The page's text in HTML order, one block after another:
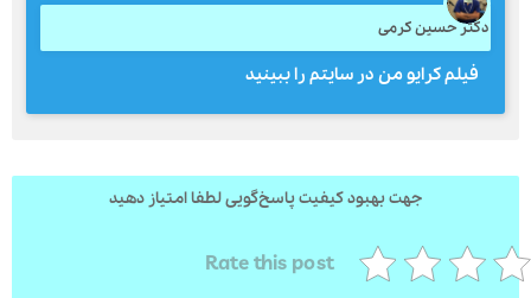
دکتر حسین کرمی
فیلم کرایو من در سایتم را ببینید
جهت بهبود کیفیت پاسخ‌گویی لطفا امتیاز دهید
Rate this post
قدرت گرفته از